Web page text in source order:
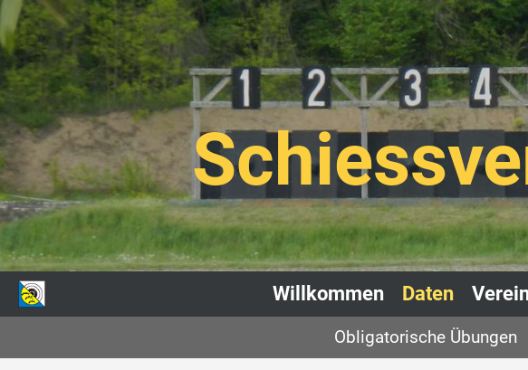
Willkommen Daten
Obligatorische Übungen